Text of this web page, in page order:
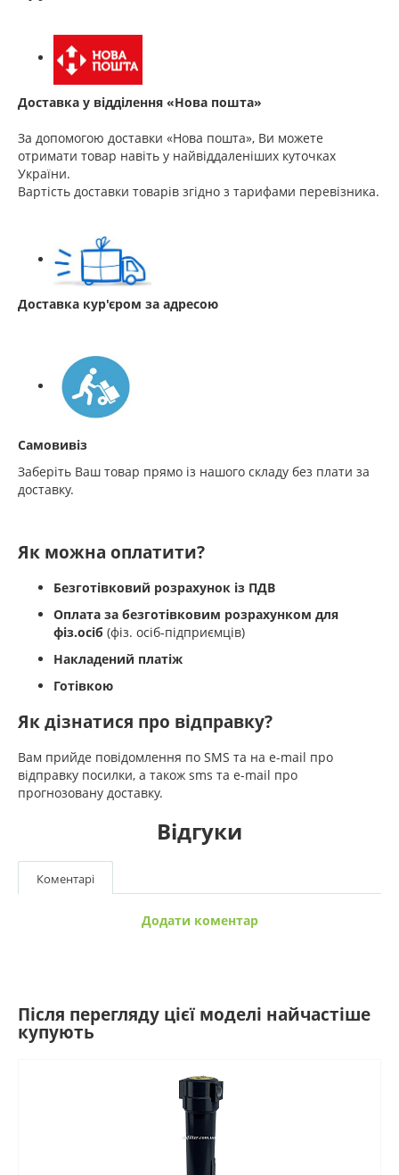
Доставка у відділення «Нова пошта»
За допомогою доставки «Нова пошта», Ви можете
отримати товар навіть у найвіддаленіших куточках
України.
Вартість доставки товарів згідно з тарифами перевізника.
Доставка кур'єром за адресою
Самовивіз
Заберіть Ваш товар прямо із нашого складу без плати за
доставку.
Як можна оплатити?
Безготівковий розрахунок із ПДВ
Оплата за безготівковим розрахунком для
фіз.осіб (фіз. осіб-підприємців)
Накладений платіж
Готівкою
Як дізнатися про відправку?
Вам прийде повідомлення по SMS та на e-mail про
відправку посилки, а також sms та e-mail про
прогнозовану доставку.
Відгуки
Коментарі
Додати коментар
Після перегляду цієї моделі найчастіше
купують